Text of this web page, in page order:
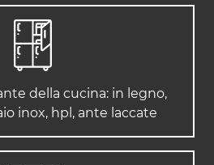
della cucina: in legno,
inox, hpl, ante laccate